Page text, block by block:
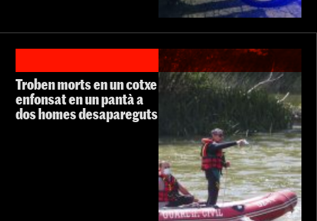
Troben morts en un cotxe
enfonsat en un pantà a
dos homes desapareguts